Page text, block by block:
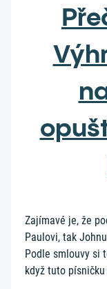
Zajímavé je, že
Paulovi, tak
Podle smlouvy si
když tuto